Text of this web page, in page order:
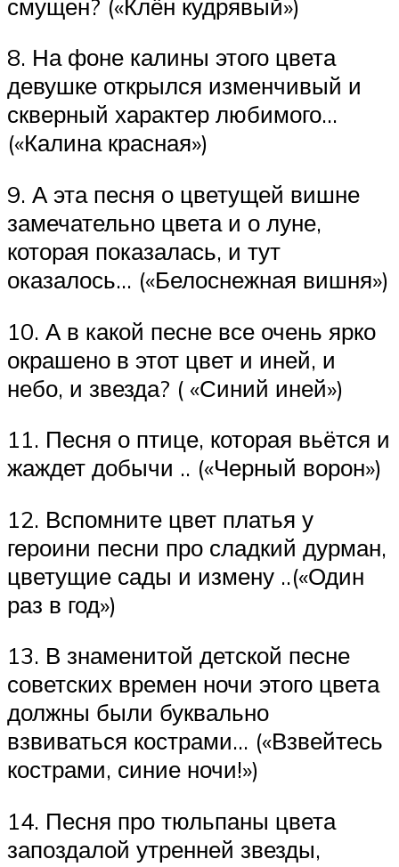
смущен? («Клён кудрявый»)
8. На фоне калины этого цвета
девушке открылся изменчивый и
скверный характер любимого…
(«Калина красная»)
9. А эта песня о цветущей вишне
замечательно цвета и о луне,
которая показалась, и тут
оказалось… («Белоснежная вишня»)
10. А в какой песне все очень ярко
окрашено в этот цвет и иней, и
небо, и звезда? ( «Синий иней»)
11. Песня о птице, которая вьётся и
жаждет добычи .. («Черный ворон»)
12. Вспомните цвет платья у
героини песни про сладкий дурман,
цветущие сады и измену ..(«Один
раз в год»)
13. В знаменитой детской песне
советских времен ночи этого цвета
должны были буквально
взвиваться кострами… («Взвейтесь
кострами, синие ночи!»)
14. Песня про тюльпаны цвета
запоздалой утренней звезды,